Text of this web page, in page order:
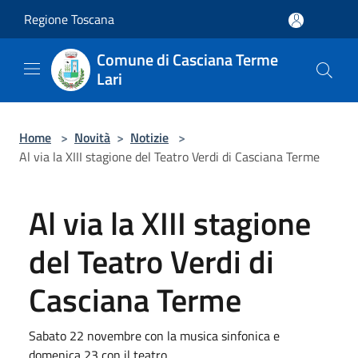
Regione Toscana
Comune di Casciana Terme
Lari
Home > Novità > Notizie >
Al via la XIII stagione del Teatro Verdi di Casciana Terme
Al via la XIII stagione
del Teatro Verdi di
Casciana Terme
Sabato 22 novembre con la musica sinfonica e